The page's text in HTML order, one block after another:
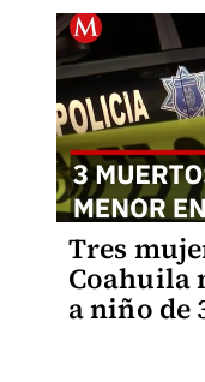
Tres
Coahuila
a niño de